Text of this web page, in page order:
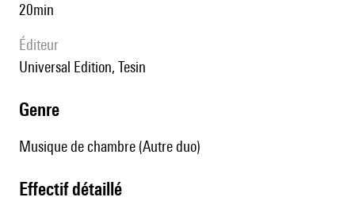
20min
éditeur
Universal Edition, Tesin
genre
Musique de chambre (Autre duo)
effectif détaillé